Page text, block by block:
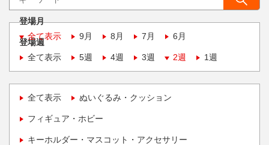
登場月
全て表示
9月 8月 7月 6月
登場週
全て表示
5週 4週 3週 2週 1週
全て表示 ぬいぐるみ・クッション
フィギュア・ホビー
キーホルダー・マスコット・アクセサリー